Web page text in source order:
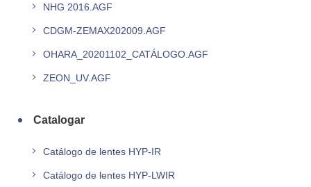
NHG 2016.AGF
CDGM-ZEMAX202009.AGF
OHARA_20201102_CATÁLOGO.AGF
ZEON_UV.AGF
Catalogar
Catálogo de lentes HYP-IR
Catálogo de lentes HYP-LWIR